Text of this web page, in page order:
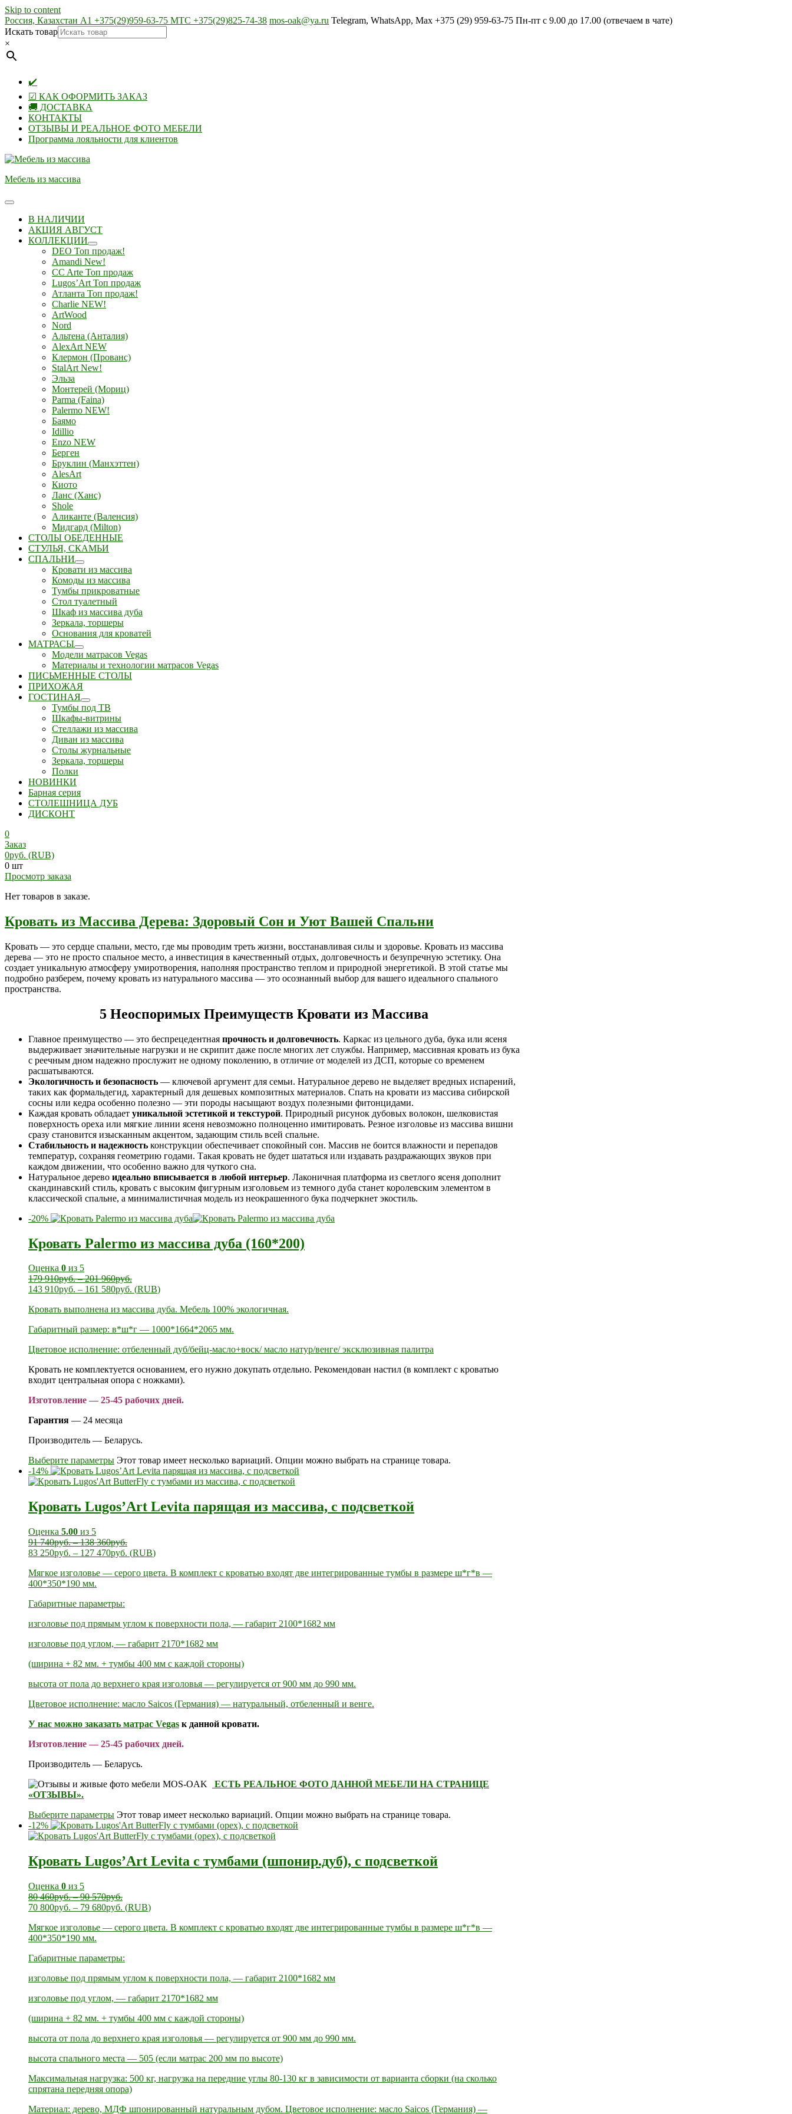
Skip to content
Россия, Казахстан А1 +375(29)959-63-75 МТС +375(29)825-74-38 mos-oak@ya.ru Telegram, WhatsApp, Max +375 (29) 959-63-75 Пн-пт с 9.00 до 17.00 (отвечаем в чате)
Искать товар
×
✔️
☑ КАК ОФОРМИТЬ ЗАКАЗ
🚚 ДОСТАВКА
КОНТАКТЫ
ОТЗЫВЫ И РЕАЛЬНОЕ ФОТО МЕБЕЛИ
Программа лояльности для клиентов
Мебель из массива
В НАЛИЧИИ
АКЦИЯ АВГУСТ
КОЛЛЕКЦИИ
DEO Топ продаж!
Amandi New!
CC Arte Топ продаж
Lugos’Art Топ продаж
Атланта Топ продаж!
Charlie NEW!
ArtWood
Nord
Альтена (Анталия)
AlexArt NEW
Клермон (Прованс)
StalArt New!
Эльза
Монтерей (Мориц)
Parma (Faina)
Palermo NEW!
Баямо
Idillio
Enzo NEW
Берген
Бруклин (Манхэттен)
AlesArt
Киото
Ланс (Ханс)
Shole
Аликанте (Валенсия)
Мидгард (Milton)
СТОЛЫ ОБЕДЕННЫЕ
СТУЛЬЯ, СКАМЬИ
СПАЛЬНИ
Кровати из массива
Комоды из массива
Тумбы прикроватные
Стол туалетный
Шкаф из массива дуба
Зеркала, торшеры
Основания для кроватей
МАТРАСЫ
Модели матрасов Vegas
Материалы и технологии матрасов Vegas
ПИСЬМЕННЫЕ СТОЛЫ
ПРИХОЖАЯ
ГОСТИНАЯ
Тумбы под ТВ
Шкафы-витрины
Стеллажи из массива
Диван из массива
Столы журнальные
Зеркала, торшеры
Полки
НОВИНКИ
Барная серия
СТОЛЕШНИЦА ДУБ
ДИСКОНТ
0
Заказ
0руб. (RUB)
0 шт
Просмотр заказа
Нет товаров в заказе.
Кровать из Массива Дерева: Здоровый Сон и Уют Вашей Спальни
Кровать — это сердце спальни, место, где мы проводим треть жизни, восстанавливая силы и здоровье. Кровать из массива
дерева — это не просто спальное место, а инвестиция в качественный отдых, долговечность и безупречную эстетику. Она
создает уникальную атмосферу умиротворения, наполняя пространство теплом и природной энергетикой. В этой статье мы
подробно разберем, почему кровать из натурального массива — это осознанный выбор для вашего идеального спального
пространства.
5 Неоспоримых Преимуществ Кровати из Массива
Главное преимущество — это беспрецедентная прочность и долговечность. Каркас из цельного дуба, бука или ясеня
выдерживает значительные нагрузки и не скрипит даже после многих лет службы. Например, массивная кровать из бука
с реечным дном надежно прослужит не одному поколению, в отличие от моделей из ДСП, которые со временем
расшатываются.
Экологичность и безопасность — ключевой аргумент для семьи. Натуральное дерево не выделяет вредных испарений,
таких как формальдегид, характерный для дешевых композитных материалов. Спать на кровати из массива сибирской
сосны или кедра особенно полезно — эти породы насыщают воздух полезными фитонцидами.
Каждая кровать обладает уникальной эстетикой и текстурой. Природный рисунок дубовых волокон, шелковистая
поверхность ореха или мягкие линии ясеня невозможно полноценно имитировать. Резное изголовье из массива вишни
сразу становится изысканным акцентом, задающим стиль всей спальне.
Стабильность и надежность конструкции обеспечивает спокойный сон. Массив не боится влажности и перепадов
температур, сохраняя геометрию годами. Такая кровать не будет шататься или издавать раздражающих звуков при
каждом движении, что особенно важно для чуткого сна.
Натуральное дерево идеально вписывается в любой интерьер. Лаконичная платформа из светлого ясеня дополнит
скандинавский стиль, кровать с высоким фигурным изголовьем из темного дуба станет королевским элементом в
классической спальне, а минималистичная модель из неокрашенного бука подчеркнет экостиль.
-20%
Кровать Palermo из массива дуба (160*200)
Оценка 0 из 5
179 910руб.–201 960руб.
143 910руб. – 161 580руб. (RUB)
Кровать выполнена из массива дуба. Мебель 100% экологичная.
Габаритный размер: в*ш*г — 1000*1664*2065 мм.
Цветовое исполнение: отбеленный дуб/бейц-масло+воск/ масло натур/венге/ эксклюзивная палитра
Кровать не комплектуется основанием, его нужно докупать отдельно. Рекомендован настил (в комплект с кроватью
входит центральная опора с ножками).
Изготовление — 25-45 рабочих дней.
Гарантия — 24 месяца
Производитель — Беларусь.
Выберите параметры Этот товар имеет несколько вариаций. Опции можно выбрать на странице товара.
-14%
Кровать Lugos’Art Levita парящая из массива, с подсветкой
Оценка 5.00 из 5
91 740руб.–138 360руб.
83 250руб. – 127 470руб. (RUB)
Мягкое изголовье — серого цвета. В комплект с кроватью входят две интегрированные тумбы в размере ш*г*в —
400*350*190 мм.
Габаритные параметры:
изголовье под прямым углом к поверхности пола, — габарит 2100*1682 мм
изголовье под углом, — габарит 2170*1682 мм
(ширина + 82 мм. + тумбы 400 мм с каждой стороны)
высота от пола до верхнего края изголовья — регулируется от 900 мм до 990 мм.
Цветовое исполнение: масло Saicos (Германия) — натуральный, отбеленный и венге.
У нас можно заказать матрас Vegas к данной кровати.
Изготовление — 25-45 рабочих дней.
Производитель — Беларусь.
ЕСТЬ РЕАЛЬНОЕ ФОТО ДАННОЙ МЕБЕЛИ НА СТРАНИЦЕ
«ОТЗЫВЫ».
Выберите параметры Этот товар имеет несколько вариаций. Опции можно выбрать на странице товара.
-12%
Кровать Lugos’Art Levita с тумбами (шпонир.дуб), с подсветкой
Оценка 0 из 5
80 460руб.–90 570руб.
70 800руб. – 79 680руб. (RUB)
Мягкое изголовье — серого цвета. В комплект с кроватью входят две интегрированные тумбы в размере ш*г*в —
400*350*190 мм.
Габаритные параметры:
изголовье под прямым углом к поверхности пола, — габарит 2100*1682 мм
изголовье под углом, — габарит 2170*1682 мм
(ширина + 82 мм. + тумбы 400 мм с каждой стороны)
высота от пола до верхнего края изголовья — регулируется от 900 мм до 990 мм.
высота спального места — 505 (если матрас 200 мм по высоте)
Максимальная нагрузка: 500 кг, нагрузка на передние углы 80-130 кг в зависимости от варианта сборки (на сколько
спрятана передняя опора)
Материал: дерево, МДФ шпонированный натуральным дубом. Цветовое исполнение: масло Saicos (Германия) —